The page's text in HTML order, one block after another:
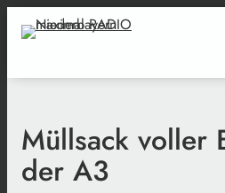
Müllsack voller
der A3